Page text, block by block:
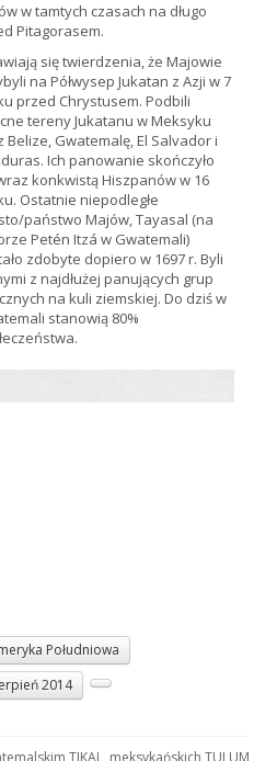
w tamtych czasach na długo
Pitagorasem.
się twierdzenia, że Majowie
na Półwysep Jukatan z Azji w 7
przed Chrystusem. Podbili
tereny Jukatanu w Meksyku
Belize, Gwatemalę, El Salvador i
Ich panowanie skończyło
konkwistą Hiszpanów w 16
Ostatnie niepodległe
państwo Majów, Tayasal (na
Petén Itzá w Gwatemali)
zdobyte dopiero w 1697 r. Byli
z najdłużej panujących grup
na kuli ziemskiej. Do dziś w
stanowią 80%
Południowa
2014
TIKAL, meksykańskich TULUM